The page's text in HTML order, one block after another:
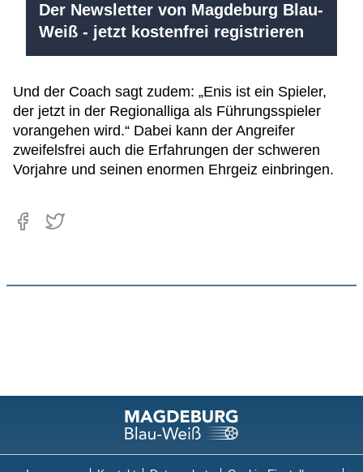
Der Newsletter von Magdeburg Blau-
Weiß - jetzt kostenfrei registrieren
Und der Coach sagt zudem: „Enis ist ein Spieler,
der jetzt in der Regionalliga als Führungsspieler
vorangehen wird.“ Dabei kann der Angreifer
zweifelsfrei auch die Erfahrungen der schweren
Vorjahre und seinen enormen Ehrgeiz einbringen.